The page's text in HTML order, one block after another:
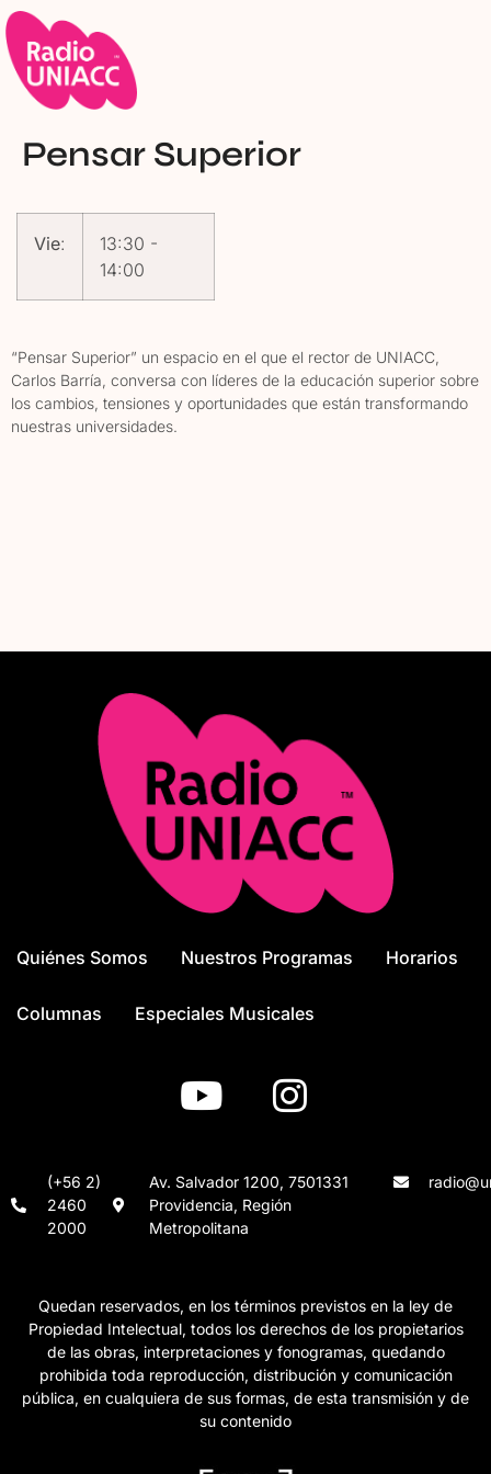
Pensar Superior
Vie: 13:30 -
14:00
“Pensar Superior” un espacio en el que el rector de UNIACC,
Carlos Barría, conversa con líderes de la educación superior sobre
los cambios, tensiones y oportunidades que están transformando
nuestras universidades.
Quiénes Somos Nuestros Programas Horarios
Columnas Especiales Musicales
(+56 2)
2460
2000
Av. Salvador 1200, 7501331
Providencia, Región
Metropolitana
Quedan reservados, en los términos previstos en la ley de
Propiedad Intelectual, todos los derechos de los propietarios
de las obras, interpretaciones y fonogramas, quedando
prohibida toda reproducción, distribución y comunicación
pública, en cualquiera de sus formas, de esta transmisión y de
su contenido